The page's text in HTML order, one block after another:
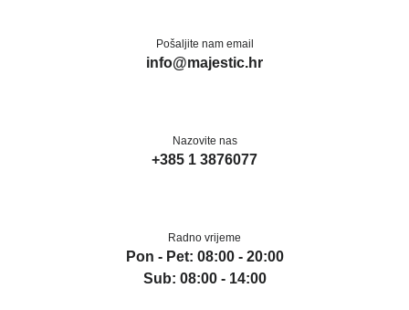
Pošaljite nam email
info@majestic.hr
Nazovite nas
+385 1 3876077
Radno vrijeme
Pon - Pet: 08:00 - 20:00
Sub: 08:00 - 14:00